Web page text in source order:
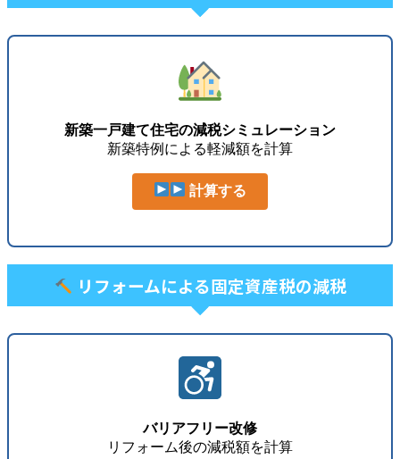
新築一戸建て住宅の減税シミュレーション
新築特例による軽減額を計算
計算する
リフォームによる固定資産税の減税
バリアフリー改修
リフォーム後の減税額を計算